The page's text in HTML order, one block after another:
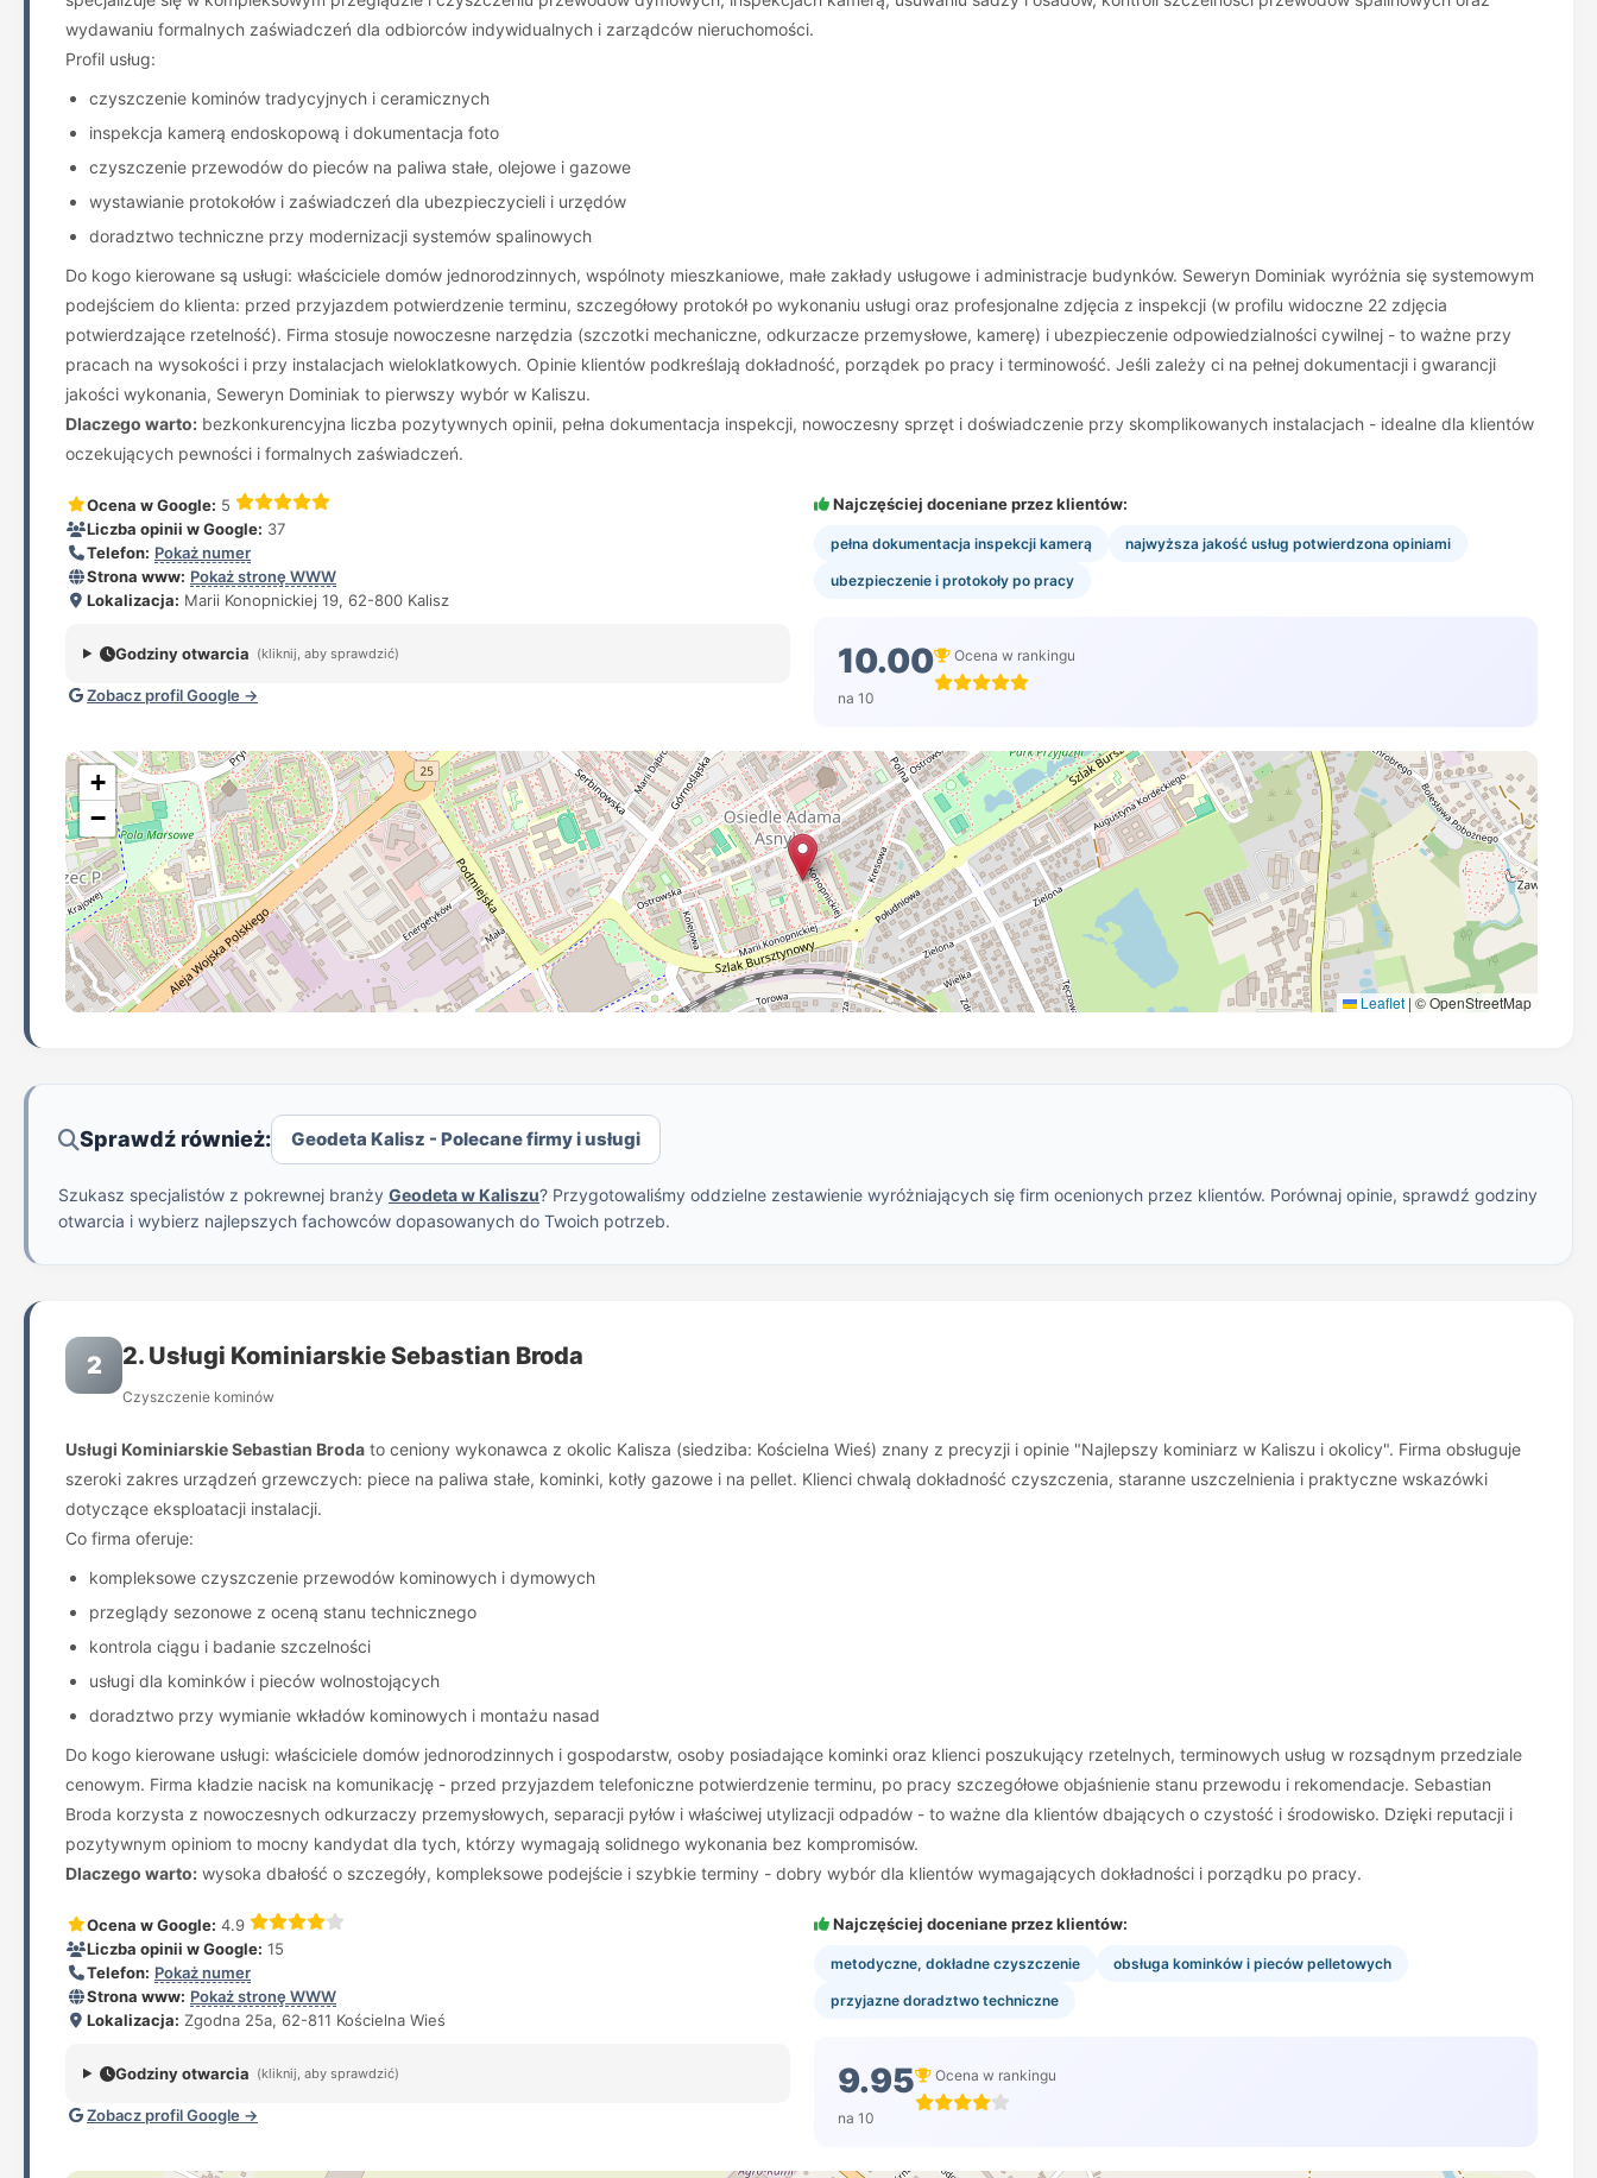
wydawaniu formalnych zaświadczeń dla odbiorców indywidualnych i zarządców nieruchomości.
Profil usług:
czyszczenie kominów tradycyjnych i ceramicznych
inspekcja kamerą endoskopową i dokumentacja foto
czyszczenie przewodów do pieców na paliwa stałe, olejowe i gazowe
wystawianie protokołów i zaświadczeń dla ubezpieczycieli i urzędów
doradztwo techniczne przy modernizacji systemów spalinowych
Do kogo kierowane są usługi: właściciele domów jednorodzinnych, wspólnoty mieszkaniowe, małe zakłady usługowe i administracje budynków. Seweryn Dominiak wyróżnia się systemowym
podejściem do klienta: przed przyjazdem potwierdzenie terminu, szczegółowy protokół po wykonaniu usługi oraz profesjonalne zdjęcia z inspekcji (w profilu widoczne 22 zdjęcia
potwierdzające rzetelność). Firma stosuje nowoczesne narzędzia (szczotki mechaniczne, odkurzacze przemysłowe, kamerę) i ubezpieczenie odpowiedzialności cywilnej - to ważne przy
pracach na wysokości i przy instalacjach wieloklatkowych. Opinie klientów podkreślają dokładność, porządek po pracy i terminowość. Jeśli zależy ci na pełnej dokumentacji i gwarancji
jakości wykonania, Seweryn Dominiak to pierwszy wybór w Kaliszu.
Dlaczego warto: bezkonkurencyjna liczba pozytywnych opinii, pełna dokumentacja inspekcji, nowoczesny sprzęt i doświadczenie przy skomplikowanych instalacjach - idealne dla klientów
oczekujących pewności i formalnych zaświadczeń.
Ocena w Google: 5
Liczba opinii w Google: 37
Telefon: Pokaż numer
Strona www: Pokaż stronę WWW
Lokalizacja: Marii Konopnickiej 19, 62-800 Kalisz
Godziny otwarcia (kliknij, aby sprawdzić)
Zobacz profil Google →
Najczęściej doceniane przez klientów:
pełna dokumentacja inspekcji kamerą najwyższa jakość usług potwierdzona opiniami
ubezpieczenie i protokoły po pracy
10.00
na 10
Ocena w rankingu
+
−
Leaflet | © OpenStreetMap
Sprawdź również: Geodeta Kalisz - Polecane firmy i usługi
Szukasz specjalistów z pokrewnej branży Geodeta w Kaliszu? Przygotowaliśmy oddzielne zestawienie wyróżniających się firm ocenionych przez klientów. Porównaj opinie, sprawdź godziny
otwarcia i wybierz najlepszych fachowców dopasowanych do Twoich potrzeb.
2 2. Usługi Kominiarskie Sebastian Broda
Czyszczenie kominów
Usługi Kominiarskie Sebastian Broda to ceniony wykonawca z okolic Kalisza (siedziba: Kościelna Wieś) znany z precyzji i opinie "Najlepszy kominiarz w Kaliszu i okolicy". Firma obsługuje
szeroki zakres urządzeń grzewczych: piece na paliwa stałe, kominki, kotły gazowe i na pellet. Klienci chwalą dokładność czyszczenia, staranne uszczelnienia i praktyczne wskazówki
dotyczące eksploatacji instalacji.
Co firma oferuje:
kompleksowe czyszczenie przewodów kominowych i dymowych
przeglądy sezonowe z oceną stanu technicznego
kontrola ciągu i badanie szczelności
usługi dla kominków i pieców wolnostojących
doradztwo przy wymianie wkładów kominowych i montażu nasad
Do kogo kierowane usługi: właściciele domów jednorodzinnych i gospodarstw, osoby posiadające kominki oraz klienci poszukujący rzetelnych, terminowych usług w rozsądnym przedziale
cenowym. Firma kładzie nacisk na komunikację - przed przyjazdem telefoniczne potwierdzenie terminu, po pracy szczegółowe objaśnienie stanu przewodu i rekomendacje. Sebastian
Broda korzysta z nowoczesnych odkurzaczy przemysłowych, separacji pyłów i właściwej utylizacji odpadów - to ważne dla klientów dbających o czystość i środowisko. Dzięki reputacji i
pozytywnym opiniom to mocny kandydat dla tych, którzy wymagają solidnego wykonania bez kompromisów.
Dlaczego warto: wysoka dbałość o szczegóły, kompleksowe podejście i szybkie terminy - dobry wybór dla klientów wymagających dokładności i porządku po pracy.
Ocena w Google: 4.9
Liczba opinii w Google: 15
Telefon: Pokaż numer
Strona www: Pokaż stronę WWW
Lokalizacja: Zgodna 25a, 62-811 Kościelna Wieś
Godziny otwarcia (kliknij, aby sprawdzić)
Zobacz profil Google →
Najczęściej doceniane przez klientów:
metodyczne, dokładne czyszczenie obsługa kominków i pieców pelletowych
przyjazne doradztwo techniczne
9.95
na 10
Ocena w rankingu